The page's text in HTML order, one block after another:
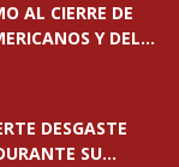
AL CIERRE DE
Y DEL...
DESGASTE
SU...